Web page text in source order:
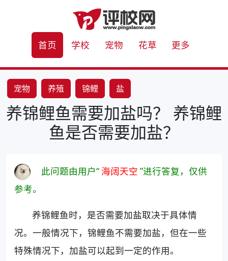
首页 学校 宠物 花草 更多
宠物 养殖 锦鲤 盐
养锦鲤鱼需要加盐吗？ 养锦鲤
鱼是否需要加盐？
此问题由用户“ 海阔天空 ”进行答复，仅供
参考。
养锦鲤鱼时，是否需要加盐取决于具体情
况。一般情况下，锦鲤鱼不需要加盐，但在一些
特殊情况下，加盐可以起到一定的作用。